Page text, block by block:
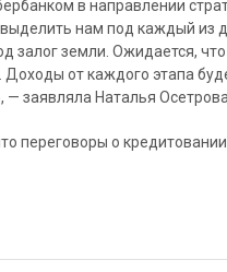
в направлении
нам под каждый из
залог земли. Ожидается,
Доходы от каждого этапа
— заявляла Наталья Осетрова.
переговоры о